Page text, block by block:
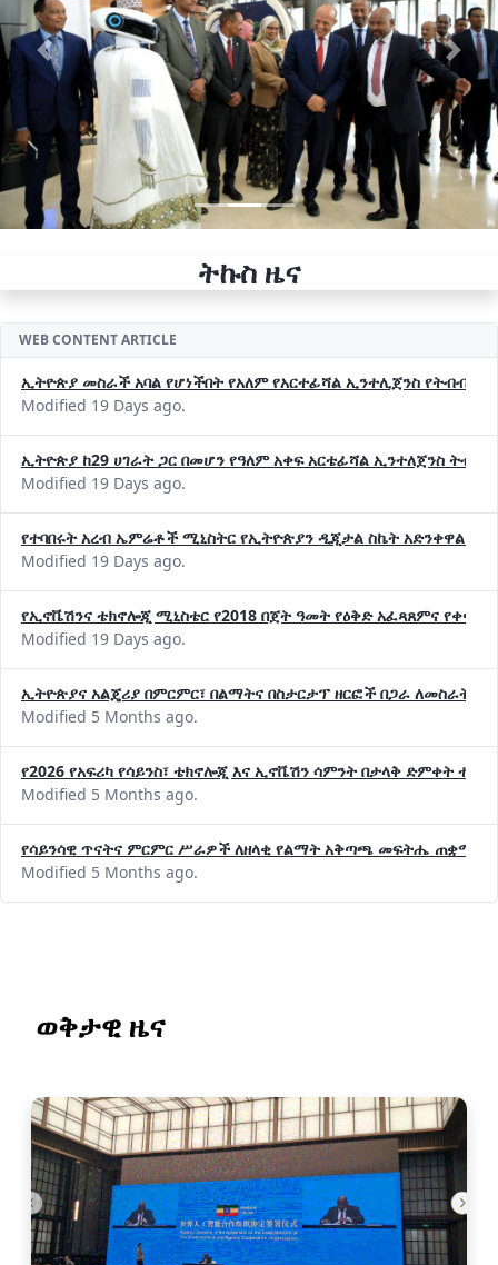
Previous Next
ትኩስ ዜና
WEB CONTENT ARTICLE
ኢትዮጵያ መስራች አባል የሆነችበት የአለም የአርተፊሻል ኢንተሊጀንስ የትብብር
Modified 19 Days ago.
ኢትዮጵያ ከ29 ሀገራት ጋር በመሆን የዓለም አቀፍ አርቴፊሻል ኢንተለጀንስ
Modified 19 Days ago.
የተባበሩት አረብ ኤምሬቶች ሚኒስትር የኢትዮጵያን ዲጂታል ስኬት አድንቀዋል
Modified 19 Days ago.
የኢኖቬሽንና ቴክኖሎጂ ሚኒስቴር የ2018 በጀት ዓመት የዕቅድ አፈጻጸምና
Modified 19 Days ago.
ኢትዮጵያና አልጄሪያ በምርምር፣ በልማትና በስታርታፕ ዘርፎች በጋራ ለመስራት
Modified 5 Months ago.
የ2026 የአፍሪካ የሳይንስ፣ ቴክኖሎጂ እና ኢኖቬሽን ሳምንት በታላቅ ድምቀት
Modified 5 Months ago.
የሳይንሳዊ ጥናትና ምርምር ሥራዎች ለዘላቂ የልማት አቅጣጫ መፍትሔ ጠቋሚ
Modified 5 Months ago.
ወቅታዊ ዜና